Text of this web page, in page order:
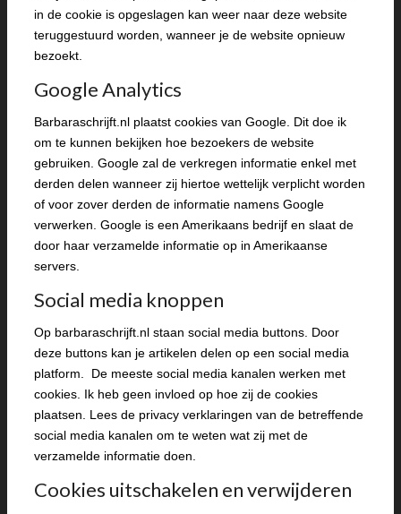
in de cookie is opgeslagen kan weer naar deze website
teruggestuurd worden, wanneer je de website opnieuw
bezoekt.
Google Analytics
Barbaraschrijft.nl plaatst cookies van Google. Dit doe ik
om te kunnen bekijken hoe bezoekers de website
gebruiken. Google zal de verkregen informatie enkel met
derden delen wanneer zij hiertoe wettelijk verplicht worden
of voor zover derden de informatie namens Google
verwerken. Google is een Amerikaans bedrijf en slaat de
door haar verzamelde informatie op in Amerikaanse
servers.
Social media knoppen
Op barbaraschrijft.nl staan social media buttons. Door
deze buttons kan je artikelen delen op een social media
platform. De meeste social media kanalen werken met
cookies. Ik heb geen invloed op hoe zij de cookies
plaatsen. Lees de privacy verklaringen van de betreffende
social media kanalen om te weten wat zij met de
verzamelde informatie doen.
Cookies uitschakelen en verwijderen